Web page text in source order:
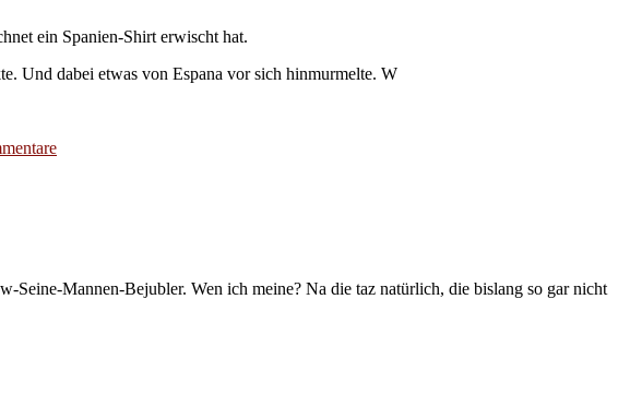
ein Spanien-Shirt erwischt hat.
Und dabei etwas von Espana vor sich hinmurmelte. W
Seine-Mannen-Bejubler. Wen ich meine? Na die taz natürlich, die bislang so gar nicht